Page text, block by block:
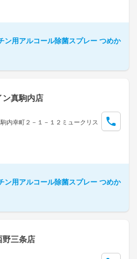
ン用アルコール除菌スプレー つめか
ン真駒内店
内幸町２－１－１２ミュークリス
ン用アルコール除菌スプレー つめか
野三条店